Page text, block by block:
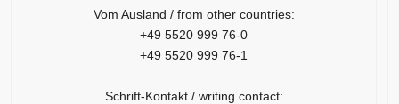
Vom Ausland / from other countries:
+49 5520 999 76-0
+49 5520 999 76-1
Schrift-Kontakt / writing contact: